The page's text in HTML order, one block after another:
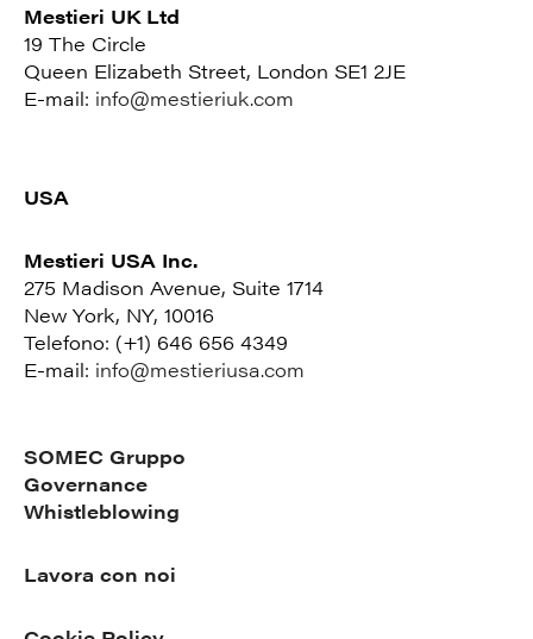
Mestieri UK Ltd
19 The Circle
Queen Elizabeth Street, London SE1 2JE
E-mail: info@mestieriuk.com
USA
Mestieri USA Inc.
275 Madison Avenue, Suite 1714
New York, NY, 10016
Telefono: (+1) 646 656 4349
E-mail: info@mestieriusa.com
SOMEC Gruppo
Governance
Whistleblowing
Lavora con noi